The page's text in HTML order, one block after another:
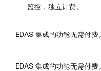
监控，独立计费。
EDAS 集成的功能无需付费。
EDAS 集成的功能无需付费。